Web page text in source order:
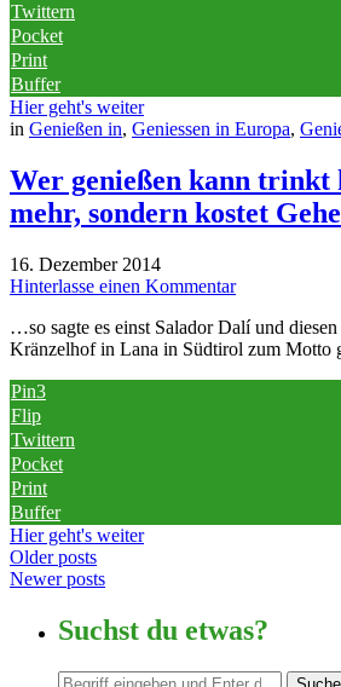
Twittern
Pocket
Print
Buffer
Hier geht's weiter
in Genießen in, Geniessen in Europa,
Wer genießen kann trinkt
mehr, sondern kostet
16. Dezember 2014
Hinterlasse einen Kommentar
…so sagte es einst Salador Dalí und
Kränzelhof in Lana in Südtirol zum Motto
Pin3
Flip
Twittern
Pocket
Print
Buffer
Hier geht's weiter
Older posts
Newer posts
Suchst du etwas?